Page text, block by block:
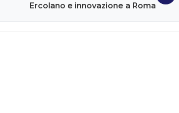
Ercolano e innovazione a Roma